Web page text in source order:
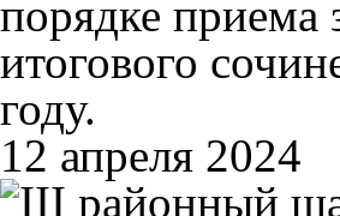
порядке приема
итогового
году.
12 апреля 2024